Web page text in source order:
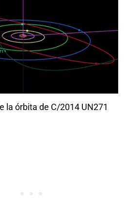
la órbita de C/2014 UN271